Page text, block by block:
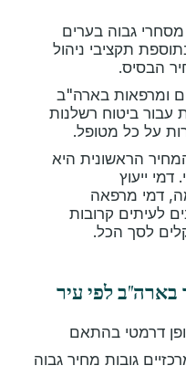
גבוה בערים
תקציבי ניהול
הבסיס.
ומרפאות בארה"ב
עבור ביטוח רשלנות
על כל מטופל.
הראשונית היא
ייעוץ
הרדמה, דמי מרפאה
לעיתים קרובות
לסך הכל.
בארה"ב לפי עיר
דרמטי בהתאם
גובות מחיר גבוה